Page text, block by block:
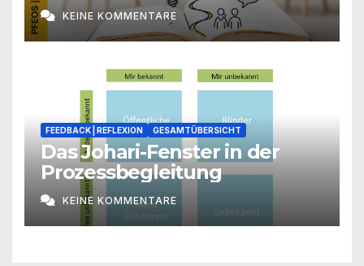
KEINE KOMMENTARE
FEEDBACK | REFLEXION GESAMTÜBERSICHT
Das Johari-Fenster in der
Prozessbegleitung
KEINE KOMMENTARE